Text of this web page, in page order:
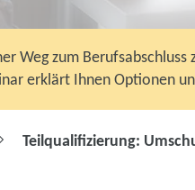
Weg zum Berufsabschluss
erklärt Ihnen Optionen
Teilqualifizierung: